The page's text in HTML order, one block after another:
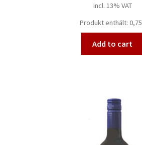
incl. 13% VAT
Produkt enthält: 0,75
Add to cart